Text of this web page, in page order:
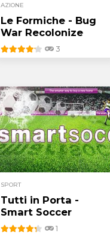
AZIONE
Le Formiche - Bug
War Recolonize
3
SPORT
Tutti in Porta -
Smart Soccer
1